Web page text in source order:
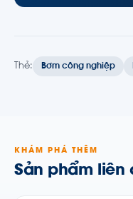
Thẻ: Bơm công nghiệp
KHÁM PHÁ THÊM
Sản phẩm liên